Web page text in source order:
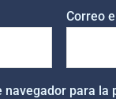
Correo
para la